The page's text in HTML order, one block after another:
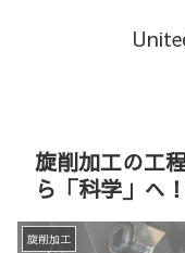
旋削加工の工
ら「科学」へ
旋削加工